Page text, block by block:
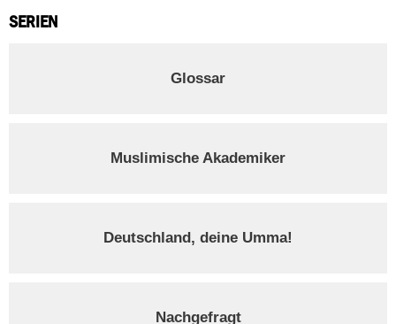
SERIEN
Glossar
Muslimische Akademiker
Deutschland, deine Umma!
Nachgefragt